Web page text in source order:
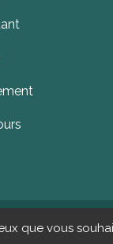
CGV
que vous